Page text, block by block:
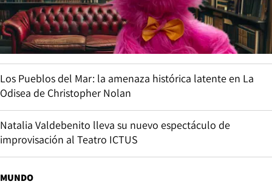
Los Pueblos del Mar: la amenaza histórica latente en La
Odisea de Christopher Nolan
Natalia Valdebenito lleva su nuevo espectáculo de
improvisación al Teatro ICTUS
MUNDO